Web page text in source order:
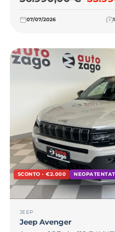
07/07/2026
SCONTO - €2.000
JEEP
Jeep Avenger